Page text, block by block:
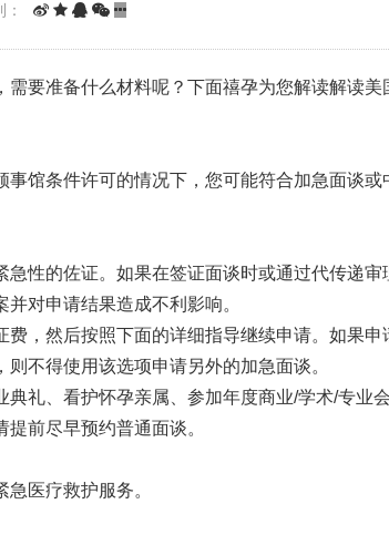
要准备什么材料呢？下面禧孕为您解读解读美
馆条件许可的情况下，您可能符合加急面谈或
性的佐证。如果在签证面谈时或通过代传递审
对申请结果造成不利影响。
，然后按照下面的详细指导继续申请。如果申
不得使用该选项申请另外的加急面谈。
礼、看护怀孕亲属、参加年度商业/学术/专业
前尽早预约普通面谈。
医疗救护服务。